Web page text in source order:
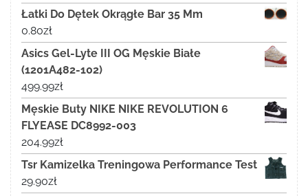
Łatki Do Dętek Okrągłe Bar 35 Mm
0.80zł
Asics Gel-Lyte III OG Męskie Białe
(1201A482-102)
499.99zł
Męskie Buty NIKE NIKE REVOLUTION 6
FLYEASE DC8992-003
204.99zł
Tsr Kamizelka Treningowa Performance Test
29.90zł